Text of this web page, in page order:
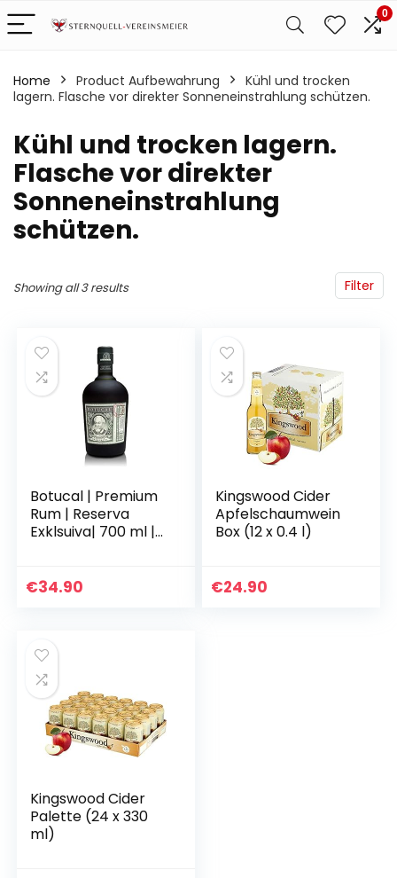
0
Home Product Aufbewahrung
‎Kühl und trocken
lagern. Flasche vor direkter Sonneneinstrahlung schützen.
‎Kühl und trocken lagern.
Flasche vor direkter
Sonneneinstrahlung
schützen.
Filter
Showing all 3 results
Botucal | Premium
Rum | Reserva
Exklsuiva| 700 ml |
+ Kolonnen-
€34.90
Kingswood Cider
Apfelschaumwein
Box (12 x 0.4 l)
€24.90
Kingswood Cider
Palette (24 x 330
ml)